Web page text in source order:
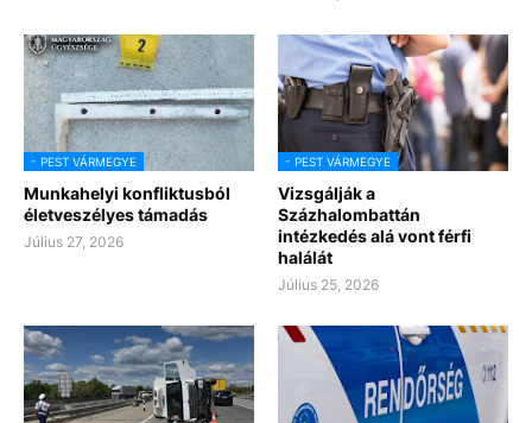
- PEST VÁRMEGYE
Munkahelyi konfliktusból
életveszélyes támadás
Július 27, 2026
- PEST VÁRMEGYE
Vizsgálják a
Százhalombattán
intézkedés alá vont férfi
halálát
Július 25, 2026